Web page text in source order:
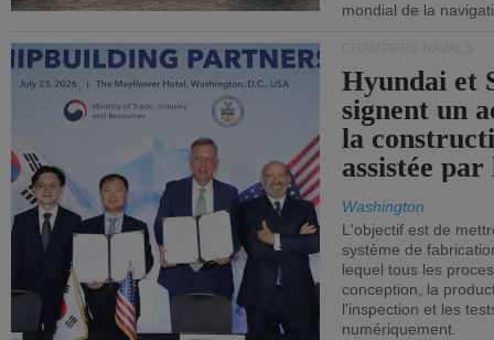
mondial de la
Hyundai et
signent un
la
assistée
Washington
L'objectif est de
système de
lequel tous les
conception, la
l'inspection et les
numériquement.